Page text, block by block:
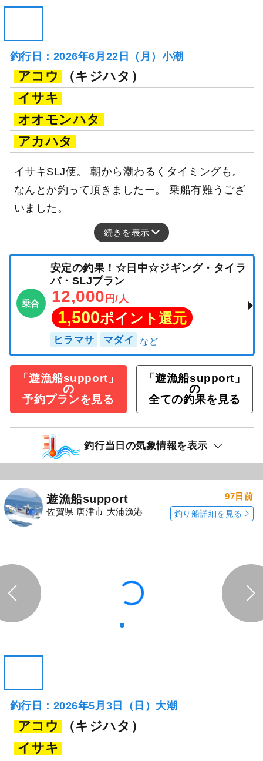
釣行日：2026年6月22日（月）小潮
アコウ
（キジハタ）
イサキ
オオモンハタ
アカハタ
イサキSLJ便。 朝から潮わるくタイミングも。
なんとか釣って頂きましたー。 乗船有難うござ
いました。
続きを表示
乗合
安定の釣果！☆日中☆ジギング・タイラ
バ・SLJプラン
12,000 円/人
1,500ポイント還元
ヒラマサ マダイ
「遊漁船support」
の
予約プランを見る
「遊漁船support」
の
全ての釣果を見る
釣行当日の気象情報を表示
遊漁船support
佐賀県 唐津市 大浦漁港
97日前
釣り船詳細を見る
釣行日：2026年5月3日（日）大潮
アコウ
（キジハタ）
イサキ